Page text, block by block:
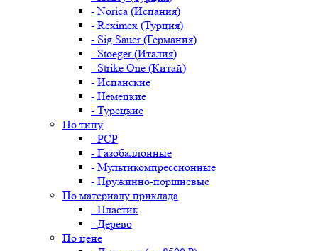
- Norica (Испания)
- Reximex (Турция)
- Sig Sauer (Германия)
- Stoeger (Италия)
- Strike One (Китай)
- Испанские
- Немецкие
- Турецкие
По типу
- PCP
- Газобаллонные
- Мультикомпрессионные
- Пружинно-поршневые
По материалу приклада
- Пластик
- Дерево
По цене